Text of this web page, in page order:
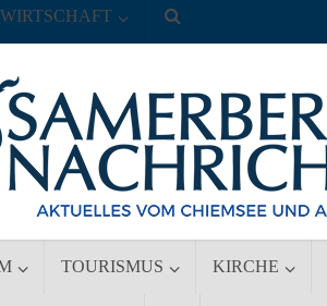
TOURISMUS KIRCHE
WIRTSCHAFT